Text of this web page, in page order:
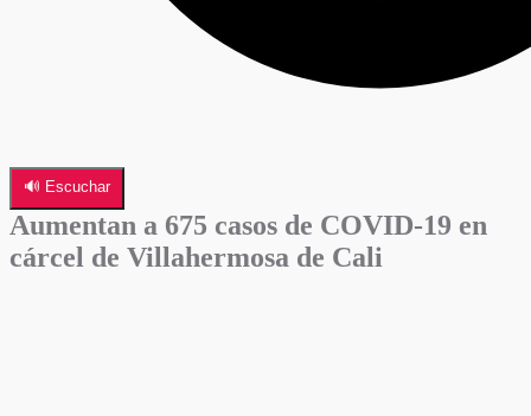
🔊 Escuchar
Aumentan a 675 casos de COVID-19 en
cárcel de Villahermosa de Cali